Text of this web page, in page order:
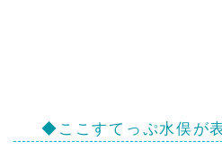
◆ここすてっぷ水俣が